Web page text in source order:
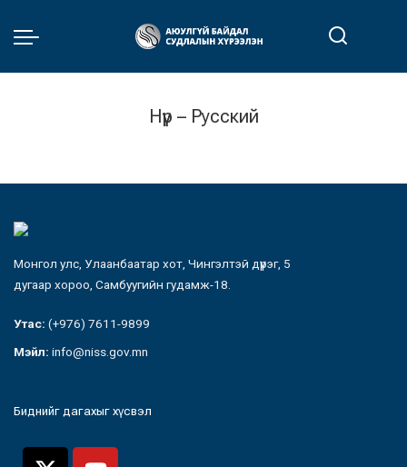
Нүүр – Русский
Монгол улс, Улаанбаатар хот, Чингэлтэй дүүрэг, 5
дугаар хороо, Самбуугийн гудамж-18.
Утас: (+976) 7611-9899
Мэйл: info@niss.gov.mn
Биднийг дагахыг хүсвэл